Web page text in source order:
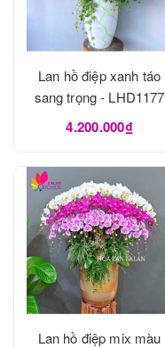
Lan hồ điệp xanh táo
sang trọng - LHD1177
4.200.000₫
Lan hồ điệp mix màu